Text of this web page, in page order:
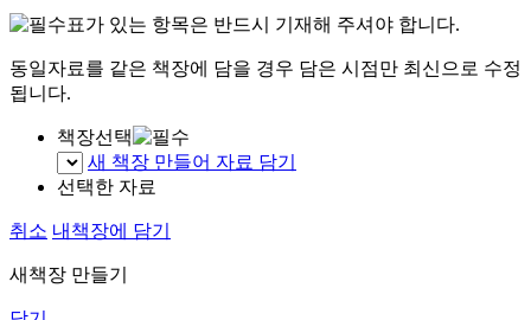
표가 있는 항목은 반드시 기재해 주셔야 합니다.
동일자료를 같은 책장에 담을 경우 담은 시점만 최신으로 수정
됩니다.
책장선택
새 책장 만들어 자료 담기
선택한 자료
취소 내책장에 담기
새책장 만들기